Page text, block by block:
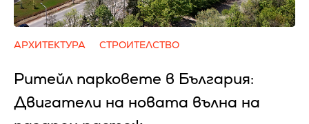
АРХИТЕКТУРА СТРОИТЕЛСТВО
Ритейл парковете в България:
Двигатели на новата вълна на